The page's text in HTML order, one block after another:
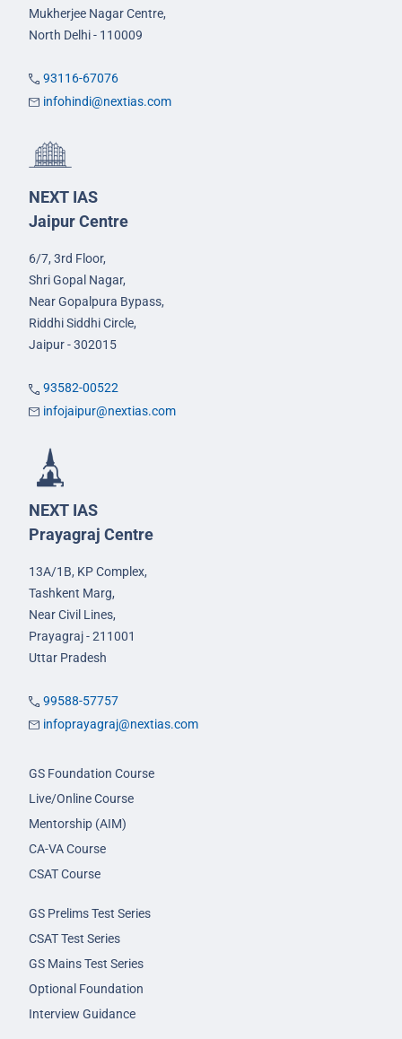
Mukherjee Nagar Centre,
North Delhi - 110009
93116-67076
infohindi@nextias.com
NEXT IAS
Jaipur Centre
6/7, 3rd Floor,
Shri Gopal Nagar,
Near Gopalpura Bypass,
Riddhi Siddhi Circle,
Jaipur - 302015
93582-00522
infojaipur@nextias.com
NEXT IAS
Prayagraj Centre
13A/1B, KP Complex,
Tashkent Marg,
Near Civil Lines,
Prayagraj - 211001
Uttar Pradesh
99588-57757
infoprayagraj@nextias.com
GS Foundation Course
Live/Online Course
Mentorship (AIM)
CA-VA Course
CSAT Course
GS Prelims Test Series
CSAT Test Series
GS Mains Test Series
Optional Foundation
Interview Guidance